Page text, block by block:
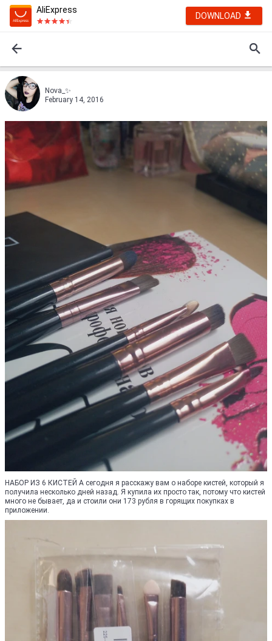
AliExpress
DOWNLOAD
Nova_✨
February 14, 2016
НАБОР ИЗ 6 КИСТЕЙ А сегодня я расскажу вам о наборе кистей, который я
получила несколько дней назад. Я купила их просто так, потому что кистей
много не бывает, да и стоили они 173 рубля в горящих покупках в
приложении.